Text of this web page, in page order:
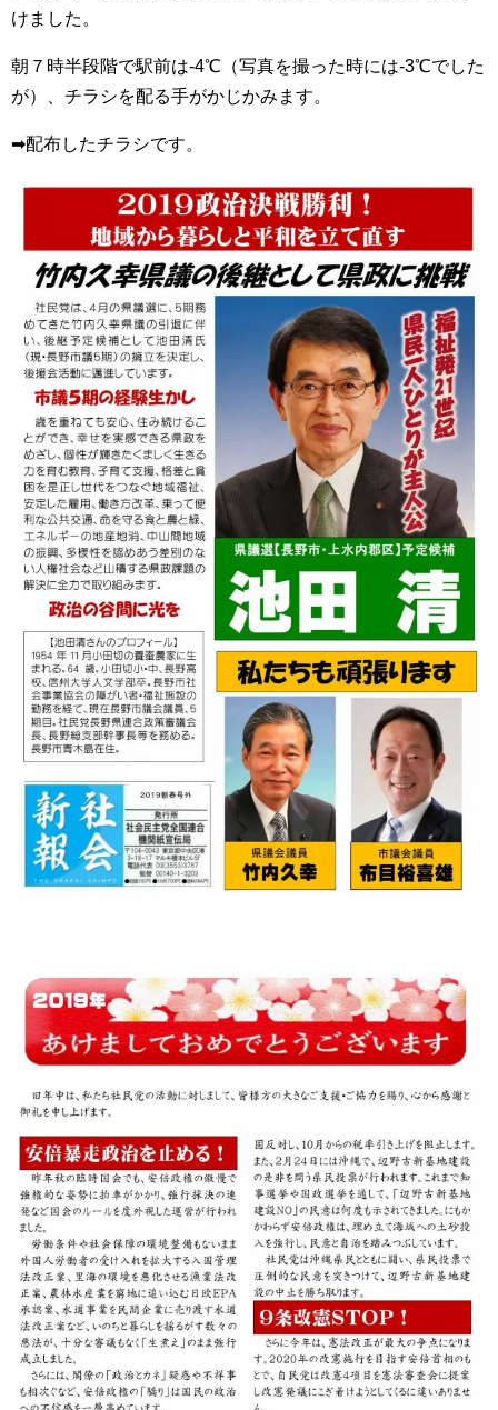
けました。
朝７時半段階で駅前は-4℃（写真を撮った時には-3℃でした
が）、チラシを配る手がかじかみます。
➡配布したチラシです。